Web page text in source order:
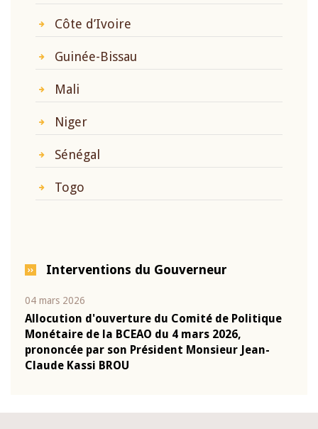
Côte d’Ivoire
Guinée-Bissau
Mali
Niger
Sénégal
Togo
Interventions du Gouverneur
04 mars 2026
Allocution d'ouverture du Comité de Politique
Monétaire de la BCEAO du 4 mars 2026,
prononcée par son Président Monsieur Jean-
Claude Kassi BROU